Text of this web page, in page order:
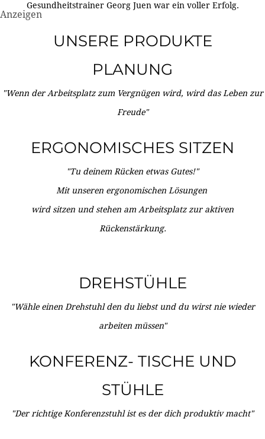
Gesundheitstrainer Georg Juen war ein voller Erfolg.
Anzeigen
UNSERE PRODUKTE
PLANUNG
"Wenn der Arbeitsplatz zum Vergnügen wird, wird das Leben zur
Freude"
ERGONOMISCHES SITZEN
"Tu deinem Rücken etwas Gutes!"
Mit unseren ergonomischen Lösungen
wird sitzen und stehen am Arbeitsplatz zur aktiven
Rückenstärkung.
DREHSTÜHLE
"Wähle einen Drehstuhl den du liebst und du wirst nie wieder
arbeiten müssen"
KONFERENZ- TISCHE UND
STÜHLE
"Der richtige Konferenzstuhl ist es der dich produktiv macht"